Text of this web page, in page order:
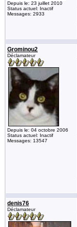
Depuis le: 23 juillet 2010
Status actuel: Inactif
Messages: 2933
Grominou2
Déclamateur
Depuis le: 04 octobre 2006
Status actuel: Inactif
Messages: 13547
denis76
Déclamateur